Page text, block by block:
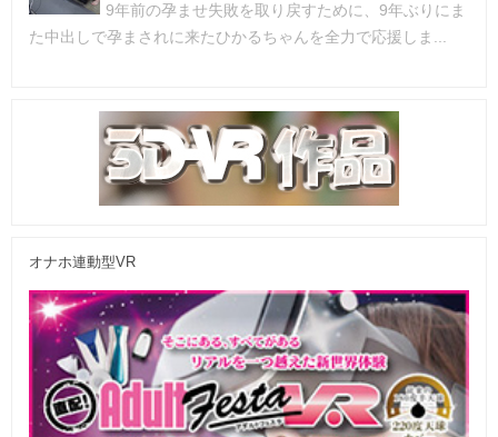
9年前の孕ませ失敗を取り戻すために、9年ぶりにま
た中出しで孕まされに来たひかるちゃんを全力で応援しま...
オナホ連動型VR